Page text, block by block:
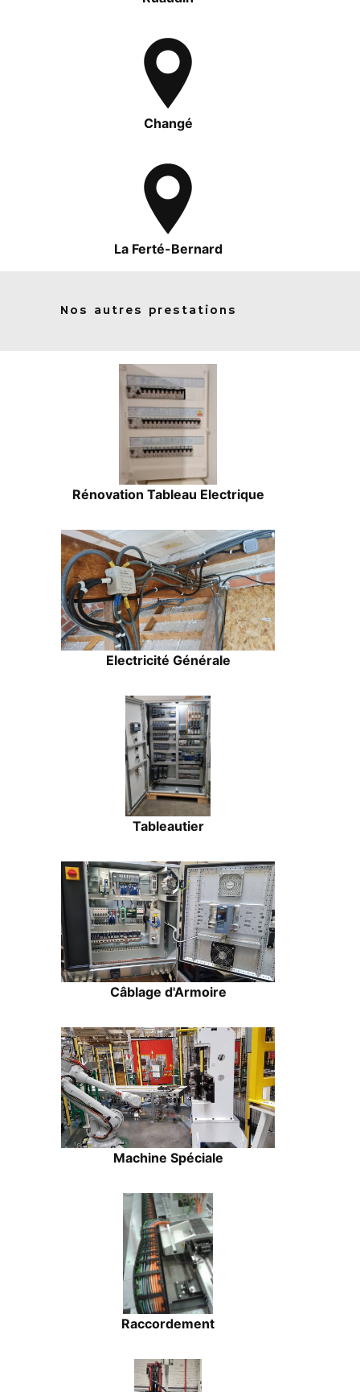
Changé
La Ferté-Bernard
Nos autres prestations
Rénovation Tableau Electrique
Electricité Générale
Tableautier
Câblage d'Armoire
Machine Spéciale
Raccordement